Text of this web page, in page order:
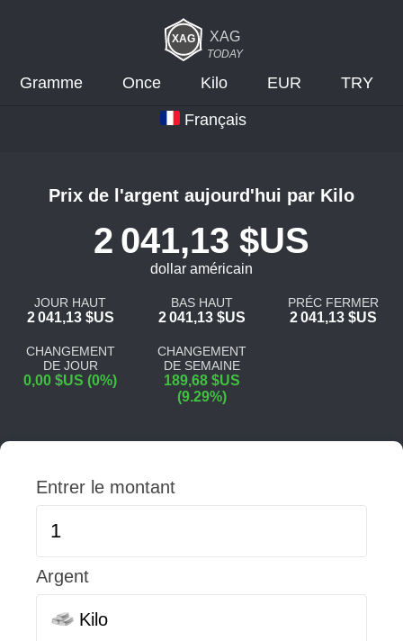
XAG
TODAY
Gramme Once Kilo EUR TRY
Français
Prix de l'argent aujourd'hui par Kilo
2 041,13 $US
dollar américain
JOUR HAUT
2 041,13 $US
BAS HAUT
2 041,13 $US
PRÉC FERMER
2 041,13 $US
CHANGEMENT
DE JOUR
0,00 $US (0%)
CHANGEMENT
DE SEMAINE
189,68 $US
(9.29%)
Entrer le montant
Argent
Kilo